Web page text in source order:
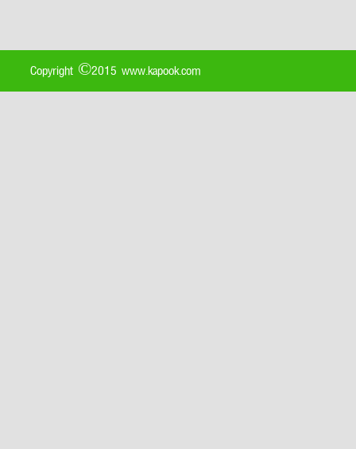
Copyright ©2015 www.kapook.com